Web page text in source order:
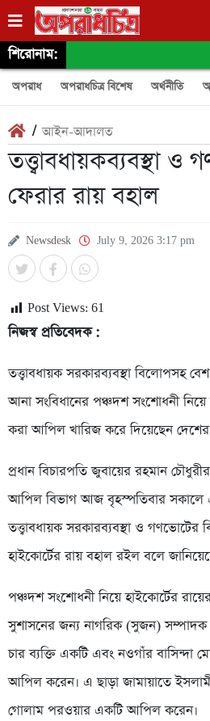
শিরোনাম:
অপরাধ অপরাধচিত্র বিশেষ অর্থনীতি
/আইন-আদালত
তত্ত্বাবধায়কব্যবস্থা ও
ফেরার রায় বহাল
Newsdesk July 9, 2026 3:17 pm
Post Views: 61
নিজস্ব প্রতিবেদক :
তত্ত্বাবধায়ক সরকারব্যবস্থা বিলোপসহ
আনা সংবিধানের পঞ্চদশ সংশোধনী নিয়ে
করা আপিল খারিজ করে দিয়েছেন
প্রধান বিচারপতি জুবায়ের রহমান
আপিল বিভাগ আজ বৃহস্পতিবার সকালে
তত্ত্বাবধায়ক সরকারব্যবস্থা ও গণভোটের
হাইকোর্টের রায় বহাল রইল বলে
পঞ্চদশ সংশোধনী নিয়ে হাইকোর্টের
সুশাসনের জন্য নাগরিক (সুজন)
চার ব্যক্তি একটি এবং নওগাঁর
আপিল করেন। এ ছাড়া জামায়াতে
গোলাম পরওয়ার একটি আপিল করেন।